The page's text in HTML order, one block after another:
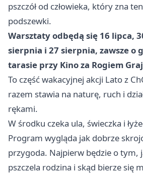
pszczół od człowieka, który zna
podszewki.
Warsztaty odbędą się 16 lipca,
sierpnia i 27 sierpnia, zawsze o
tarasie przy Kino za Rogiem
To część wakacyjnej akcji Lato z
razem stawia na naturę, ruch i
rękami.
W środku czeka ula, świeczka i
Program wygląda jak dobrze
przygoda. Najpierw będzie o tym,
pszczela rodzina i skąd bierze się